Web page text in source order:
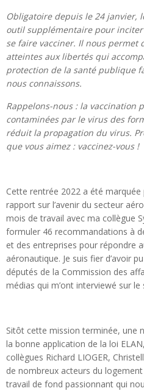
Obligatoire depuis le 24 janvier,
outil supplémentaire pour
se faire vacciner. Il nous permet
atteintes aux libertés qui
protection de la santé publique
nous connaissons.
Rappelons-nous : la vaccination
contaminées par le virus des
réduit la propagation du virus.
que vous aimez : vaccinez-vous !
Cette rentrée 2022 a été
rapport sur l’avenir du secteur
mois de travail avec ma collègue
formuler 46 recommandations à
et des entreprises pour répondre
aéronautique. Je suis fier d’avoir
députés de la Commission des
médias qui m’ont interviewé sur le
Sitôt cette mission terminée, une
la bonne application de la loi
collègues Richard LIOGER,
de nombreux acteurs du
travail de fond passionnant qui